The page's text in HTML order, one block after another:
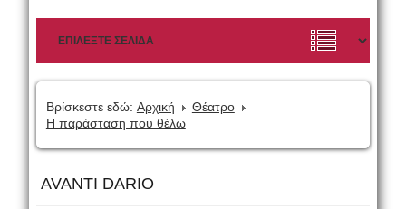
Βρίσκεστε εδώ: Αρχική
Θέατρο
Η παράσταση που θέλω
AVANTI DARIO